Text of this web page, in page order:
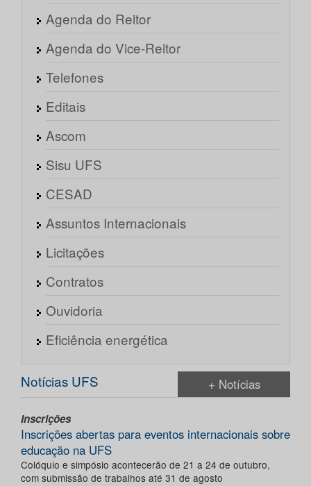
Agenda do Reitor
Agenda do Vice-Reitor
Telefones
Editais
Ascom
Sisu UFS
CESAD
Assuntos Internacionais
Licitações
Contratos
Ouvidoria
Eficiência energética
Notícias UFS + Notícias
Inscrições
Inscrições abertas para eventos internacionais sobre
educação na UFS
Colóquio e simpósio acontecerão de 21 a 24 de outubro,
com submissão de trabalhos até 31 de agosto